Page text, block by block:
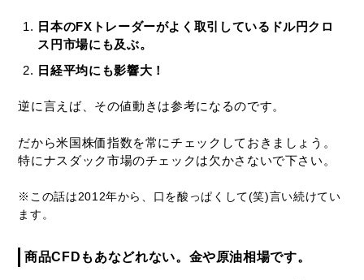
日本のFXトレーダーがよく取引しているドル円クロ
ス円市場にも及ぶ。
日経平均にも影響大！
逆に言えば、その値動きは参考になるのです。
だから米国株価指数を常にチェックしておきましょう。
特にナスダック市場のチェックは欠かさないで下さい。
※この話は2012年から、口を酸っぱくして(笑)言い続けてい
ます。
商品CFDもあなどれない。金や原油相場です。